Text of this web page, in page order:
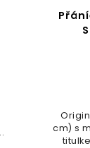
cm) s